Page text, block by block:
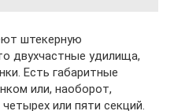
штекерную
двухчастные удилища,
Есть габаритные
или, наоборот,
или пяти секций.